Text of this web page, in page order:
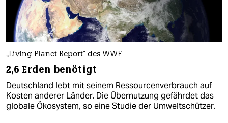
„Living Planet Report“ des WWF
2,6 Erden benötigt
Deutschland lebt mit seinem Ressourcenverbrauch auf
Kosten anderer Länder. Die Übernutzung gefährdet das
globale Ökosystem, so eine Studie der Umweltschützer.